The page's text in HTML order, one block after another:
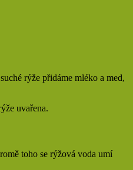
rýže přidáme mléko a med,
uvařena.
toho se rýžová voda umí